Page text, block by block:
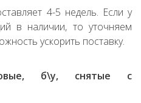
4-5 недель. Если у
в наличии, то уточняем
ускорить поставку.
б\у, снятые с